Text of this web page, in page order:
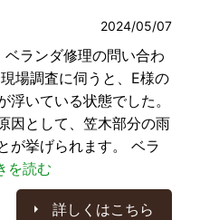
2024/05/07
ランダ修理の問い合わ
場調査に伺うと、E様の
浮いている状態でした。
因として、笠木部分の雨
が挙げられます。 ベラ
を読む
詳しくはこちら